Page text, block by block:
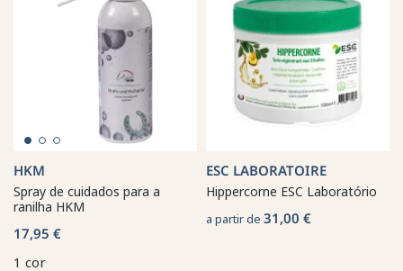
HKM
Spray de cuidados para a
ranilha HKM
17,95 €
1 cor
ESC LABORATOIRE
Hippercorne ESC Laboratório
a partir de 31,00 €